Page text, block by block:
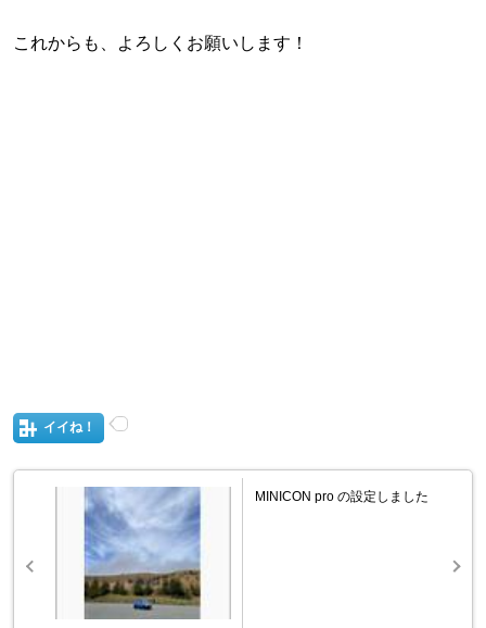
これからも、よろしくお願いします！
イイね！
MINICON pro の設定しました